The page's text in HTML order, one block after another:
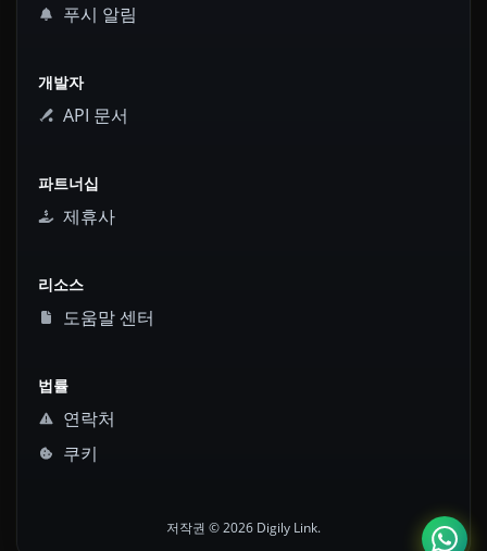
푸시 알림
개발자
API 문서
파트너십
제휴사
리소스
도움말 센터
법률
연락처
쿠키
저작권 © 2026 Digily Link.